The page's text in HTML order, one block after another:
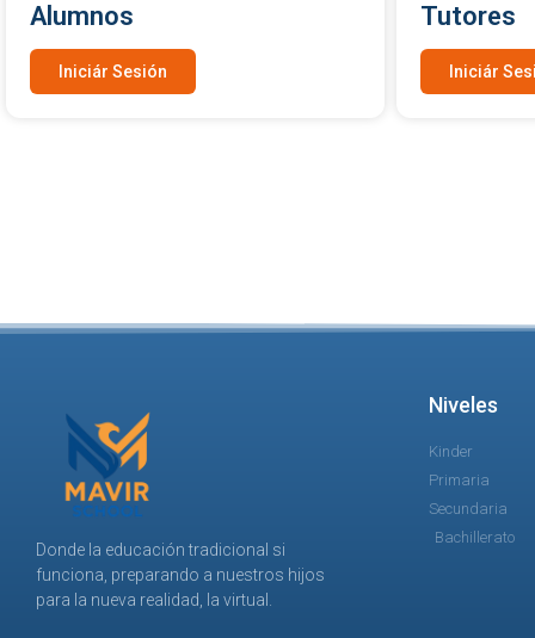
Alumnos
Iniciár Sesión
Tutores
Iniciár
Donde la educación tradicional si
funciona, preparando a nuestros hijos
para la nueva realidad, la virtual.
Niveles
Kinder
Primaria
Secundaria
Bachillerato